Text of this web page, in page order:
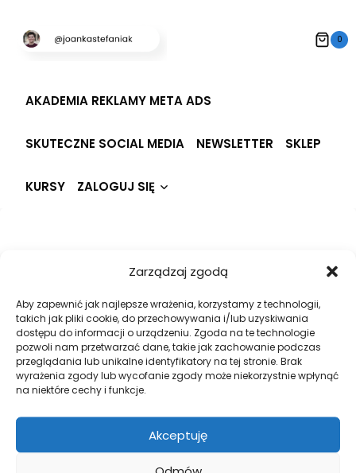
Zarządzaj zgodą
Aby zapewnić jak najlepsze wrażenia, korzystamy z technologii,
takich jak pliki cookie, do przechowywania i/lub uzyskiwania
dostępu do informacji o urządzeniu. Zgoda na te technologie
pozwoli nam przetwarzać dane, takie jak zachowanie podczas
przeglądania lub unikalne identyfikatory na tej stronie. Brak
wyrażenia zgody lub wycofanie zgody może niekorzystnie wpłynąć
na niektóre cechy i funkcje.
Akceptuję
treści
0
AKADEMIA REKLAMY META ADS
SKUTECZNE SOCIAL MEDIA NEWSLETTER SKLEP
KURSY ZALOGUJ SIĘ
Hi, Welcome back!
Keep me signed in Forgot Password?